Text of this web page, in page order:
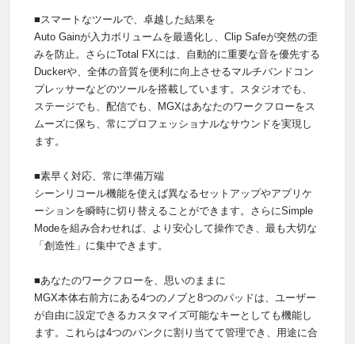
■スマートなツールで、卓越した結果を
Auto Gainが入力ボリュームを最適化し、Clip Safeが突然の歪
みを防止。さらにTotal FXには、自動的に重要な音を優先する
Duckerや、全体の音質を便利に向上させるマルチバンドコン
プレッサーなどのツールを搭載しています。スタジオでも、
ステージでも、配信でも、MGXはあなたのワークフローをス
ムーズに保ち、常にプロフェッショナルなサウンドを実現し
ます。
■素早く対応、常に準備万端
シーンリコール機能を使えば異なるセットアップやアプリケ
ーションを瞬時に切り替えることができます。さらにSimple
Modeを組み合わせれば、より安心して操作でき、最も大切な
「創造性」に集中できます。
■あなたのワークフローを、思いのままに
MGX本体右前方にある4つのノブと8つのパッドは、ユーザー
が自由に設定できるカスタマイズ可能なキーとしても機能し
ます。これらは4つのバンクに割り当てて管理でき、用途に合